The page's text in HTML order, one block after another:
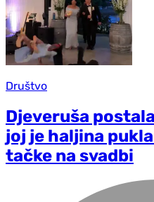
Društvo
D‌jeveruša
joj je haljina
tačke na svadbi